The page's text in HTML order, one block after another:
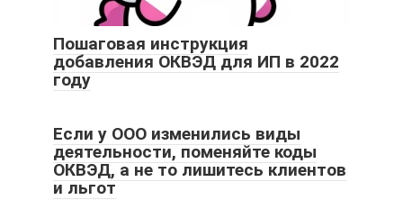
Пошаговая инструкция
добавления ОКВЭД для ИП в 2022
году
Если у ООО изменились виды
деятельности, поменяйте коды
ОКВЭД, а не то лишитесь клиентов
и льгот